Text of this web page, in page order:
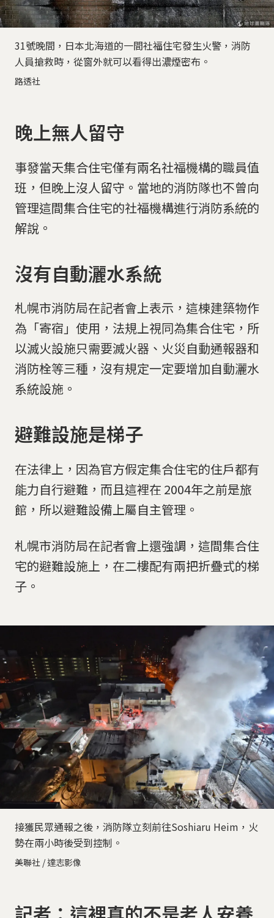
31號晚間，日本北海道的一間社福住宅發生火警，消防
人員搶救時，從窗外就可以看得出濃煙密布。
路透社
晚上無人留守
事發當天集合住宅僅有兩名社福機構的職員值
班，但晚上沒人留守。當地的消防隊也不曾向
管理這間集合住宅的社福機構進行消防系統的
解說。
沒有自動灑水系統
札幌市消防局在記者會上表示，這棟建築物作
為「寄宿」使用，法規上視同為集合住宅，所
以滅火設施只需要滅火器、火災自動通報器和
消防栓等三種，沒有規定一定要增加自動灑水
系統設施。
避難設施是梯子
在法律上，因為官方假定集合住宅的住戶都有
能力自行避難，而且這裡在 2004年之前是旅
館，所以避難設備上屬自主管理。
札幌市消防局在記者會上還強調，這間集合住
宅的避難設施上，在二樓配有兩把折疊式的梯
子。
接獲民眾通報之後，消防隊立刻前往Soshiaru Heim，火
勢在兩小時後受到控制。
美聯社 / 達志影像